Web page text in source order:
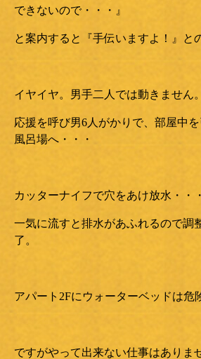
できないので・・・』
と案内すると『手伝いますよ！』と
イヤイヤ。男手二人では動きません。
応援を呼び男6人がかりで、部屋中
風呂場へ・・・
カッターナイフで穴をあけ放水・・
一気に流すと排水があふれるので調
了。
アパート2Fにウォーターベッドは危
ですがやって出来ない仕事はありま